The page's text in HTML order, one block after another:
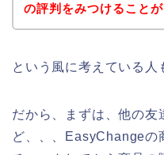
の評判をみつけることが
という風に考えている人
だから、まずは、他の友
ど、、、EasyChangeの